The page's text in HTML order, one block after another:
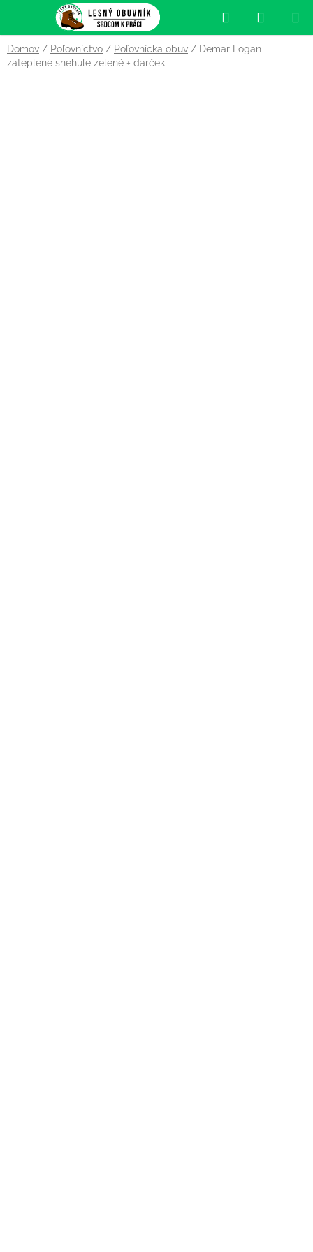
obsah
Hľadať
KOŠÍK
Domov / Poľovníctvo / Poľovnícka obuv / Demar Logan
zateplené snehule zelené + darček